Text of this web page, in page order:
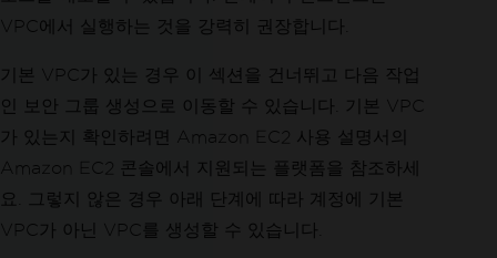
VPC에서 실행하는 것을 강력히 권장합니다.
기본 VPC가 있는 경우 이 섹션을 건너뛰고 다음 작업
인 보안 그룹 생성으로 이동할 수 있습니다. 기본 VPC
가 있는지 확인하려면 Amazon EC2 사용 설명서의
Amazon EC2 콘솔에서 지원되는 플랫폼을 참조하세
요. 그렇지 않은 경우 아래 단계에 따라 계정에 기본
VPC가 아닌 VPC를 생성할 수 있습니다.